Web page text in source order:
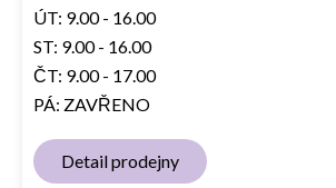
ÚT: 9.00 - 16.00
ST: 9.00 - 16.00
ČT: 9.00 - 17.00
PÁ: ZAVŘENO
Detail prodejny